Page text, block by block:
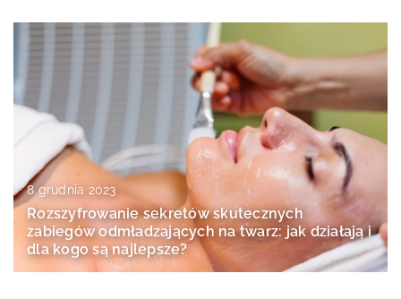
8 grudnia 2023
Rozszyfrowanie sekretów skutecznych
zabiegów odmładzających na twarz: jak działają i
dla kogo są najlepsze?